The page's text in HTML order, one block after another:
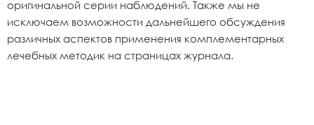
оригинальной серии наблюдений. Также мы не
исключаем возможности дальнейшего обсуждения
различных аспектов применения комплементарных
лечебных методик на страницах журнала.